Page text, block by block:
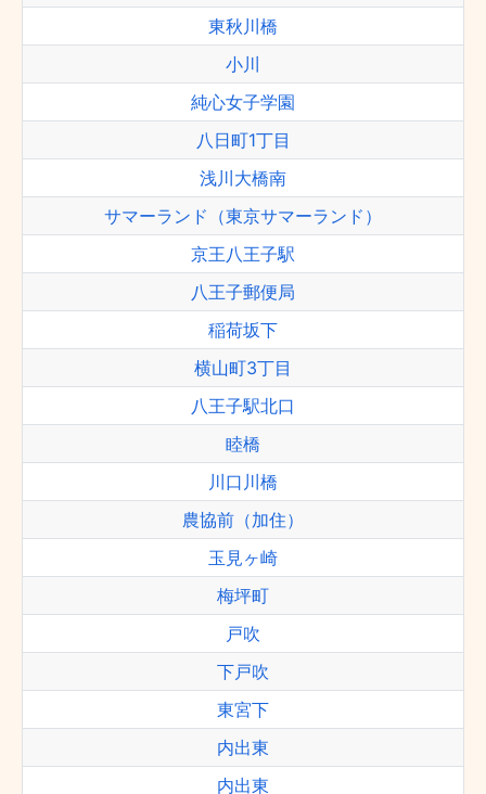
東秋川橋
小川
純心女子学園
八日町1丁目
浅川大橋南
サマーランド（東京サマーランド）
京王八王子駅
八王子郵便局
稲荷坂下
横山町3丁目
八王子駅北口
睦橋
川口川橋
農協前（加住）
玉見ヶ崎
梅坪町
戸吹
下戸吹
東宮下
内出東
内出東